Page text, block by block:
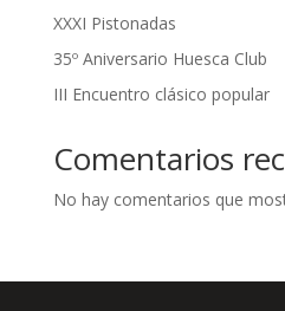
XXXI Pistonadas
35º Aniversario Huesca Club
III Encuentro clásico popular
Comentarios
No hay comentarios que